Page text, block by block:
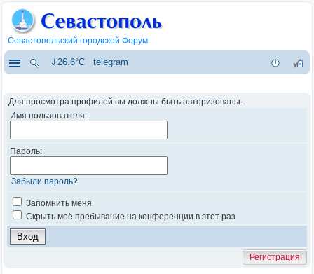
Севастопольский городской Форум
⇓26.6°C telegram
Для просмотра профилей вы должны быть авторизованы.
Имя пользователя:
Пароль:
Забыли пароль?
Запомнить меня
Скрыть моё пребывание на конференции в этот раз
Регистрация